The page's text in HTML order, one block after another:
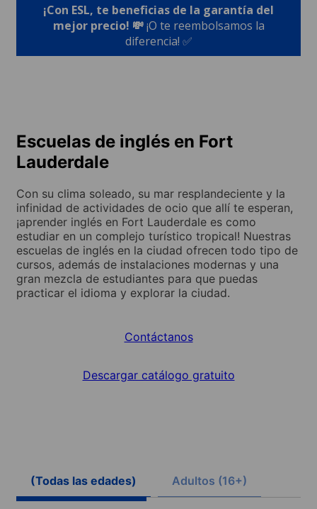
¡Con ESL, te beneficias de la garantía del
mejor precio! 💸¡O te reembolsamos la
diferencia! ✅
Escuelas de inglés en Fort
Lauderdale
Con su clima soleado, su mar resplandeciente y la
infinidad de actividades de ocio que allí te esperan,
¡aprender inglés en Fort Lauderdale es como
estudiar en un complejo turístico tropical! Nuestras
escuelas de inglés en la ciudad ofrecen todo tipo de
cursos, además de instalaciones modernas y una
gran mezcla de estudiantes para que puedas
practicar el idioma y explorar la ciudad.
Contáctanos
Descargar catálogo gratuito
(Todas las edades) Adultos (16+)